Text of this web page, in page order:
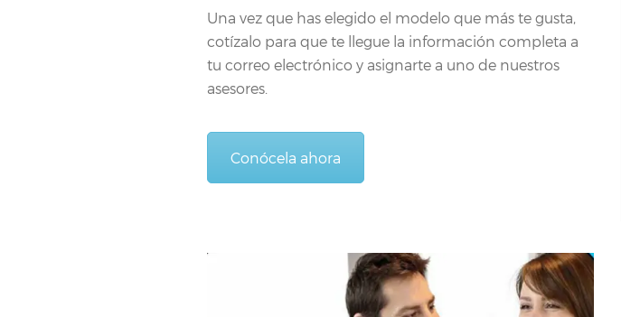
Una vez que has elegido el modelo que más te gusta,
cotízalo para que te llegue la información completa a
tu correo electrónico y asignarte a uno de nuestros
asesores.
Conócela ahora